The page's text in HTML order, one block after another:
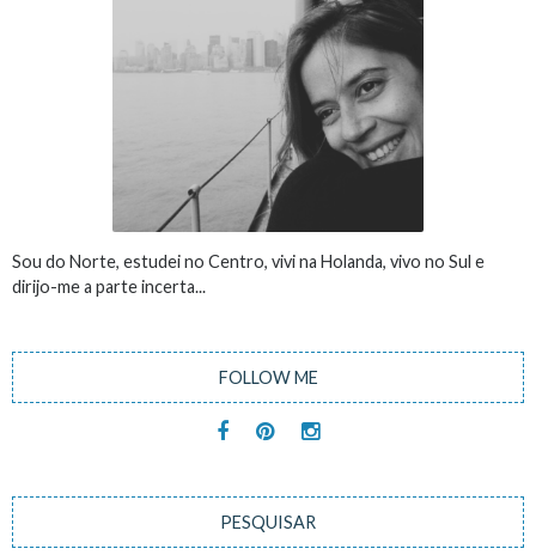
Sou do Norte, estudei no Centro, vivi na Holanda, vivo no Sul e
dirijo-me a parte incerta...
FOLLOW ME
PESQUISAR